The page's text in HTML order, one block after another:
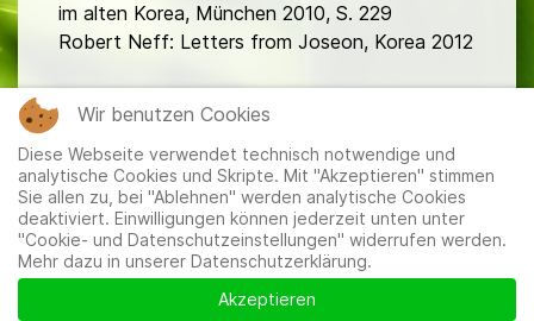
im alten Korea, München 2010, S. 229
Robert Neff: Letters from Joseon, Korea 2012
Mitglieder|Impressum|Datenschutzerklärung|Cookie-
und Datenschutzeinstellungen
Wir benutzen Cookies
Diese Webseite verwendet technisch notwendige und
analytische Cookies und Skripte. Mit "Akzeptieren" stimmen
Sie allen zu, bei "Ablehnen" werden analytische Cookies
deaktiviert. Einwilligungen können jederzeit unten unter
"Cookie- und Datenschutzeinstellungen" widerrufen werden.
Mehr dazu in unserer Datenschutzerklärung.
Akzeptieren